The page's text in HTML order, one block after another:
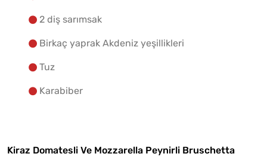
2 diş sarımsak
Birkaç yaprak Akdeniz yeşillikleri
Tuz
Karabiber
Kiraz Domatesli Ve Mozzarella Peynirli Bruschetta